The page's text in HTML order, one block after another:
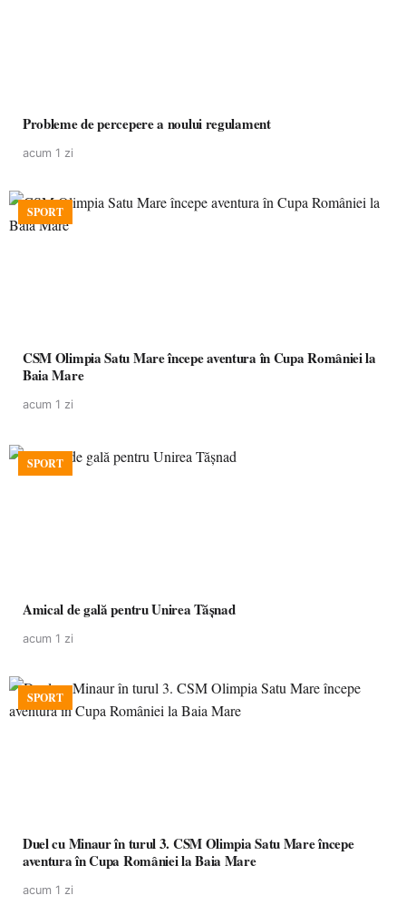
Probleme de percepere a noului regulament
acum 1 zi
SPORT
CSM Olimpia Satu Mare începe aventura în Cupa României la
Baia Mare
acum 1 zi
SPORT
Amical de gală pentru Unirea Tășnad
acum 1 zi
SPORT
Duel cu Minaur în turul 3. CSM Olimpia Satu Mare începe
aventura în Cupa României la Baia Mare
acum 1 zi